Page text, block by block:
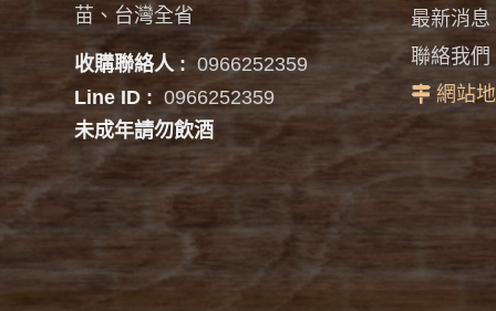
苗、台灣全省
收購聯絡人 : 0966252359
Line ID : 0966252359
未成年請勿飲酒
最新消息
聯絡我們
網站